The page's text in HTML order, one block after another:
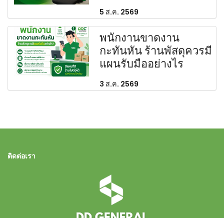
5 ส.ค. 2569
พนักงานขาดงาน
กะทันหัน ร้านพัสดุควรมี
แผนรับมืออย่างไร
3 ส.ค. 2569
ติดต่อเรา